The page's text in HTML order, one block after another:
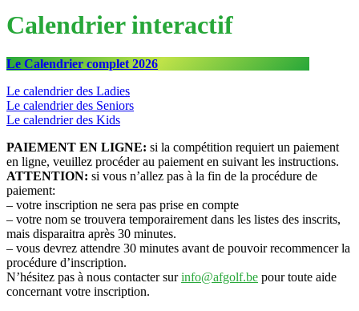
Calendrier interactif
Le Calendrier complet 2026
Le calendrier des Ladies
Le calendrier des Seniors
Le calendrier des Kids
PAIEMENT EN LIGNE: si la compétition requiert un paiement
en ligne, veuillez procéder au paiement en suivant les instructions.
ATTENTION: si vous n’allez pas à la fin de la procédure de
paiement:
– votre inscription ne sera pas prise en compte
– votre nom se trouvera temporairement dans les listes des inscrits,
mais disparaitra après 30 minutes.
– vous devrez attendre 30 minutes avant de pouvoir recommencer la
procédure d’inscription.
N’hésitez pas à nous contacter surinfo@afgolf.be pour toute aide
concernant votre inscription.